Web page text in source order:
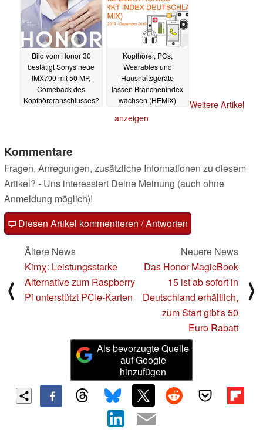
Bild vom Honor 30
bestätigt Sonys neue
IMX700 mit 50 MP,
Comeback des
Kopfhöreranschlusses?
Kopfhörer, PCs,
Wearables und
Haushaltsgeräte
lassen Branchenindex
wachsen (HEMIX)
Weitere Artikel
anzeigen
Kommentare
Fragen, Anregungen, zusätzliche Informationen zu diesem
Artikel? - Uns interessiert Deine Meinung (auch ohne
Anmeldung möglich)!
Diesen Artikel kommentieren / Antworten
⟨
Ältere News
Kimχ: Leistungsstarke
Alternative zum Raspberry
Pi unterstützt PCIe-Karten
Neuere News
Das Honor MagicBook
15 ist ab sofort in
Deutschland erhältlich,
zum Start gibt's 50
Euro Rabatt
⟩
Als bevorzugte Quelle
auf Google
hinzufügen